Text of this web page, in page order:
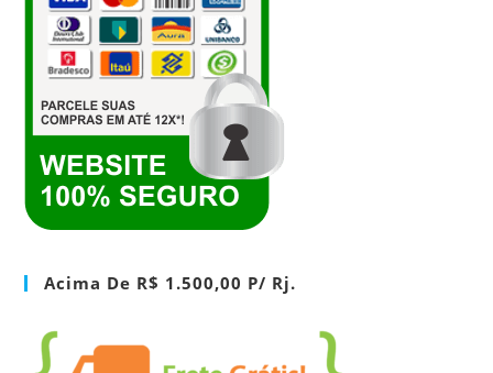
Acima De R$ 1.500,00 P/ Rj.